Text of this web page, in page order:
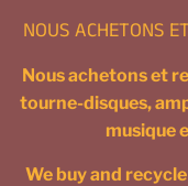
NOUS ACHETONS
Nous achetons et
tourne-disques,
musique
We buy and